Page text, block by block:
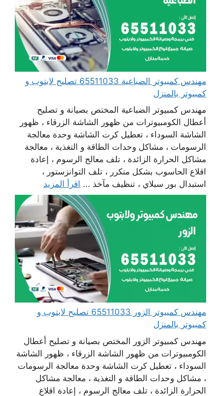
مهندس كمبيوتر الضباعية 65511033 تصليح لابتوب و
كمبيوتر بالمنزل
مهندس كمبيوتر الضباعية المختص بصيانة و تصليح
أعطال الكومبيوترات من ظهور الشاشة الزرقاء ، ظهور
الشاشة السوداء ، تعطيل كرت الشاشة وحدة معالجة
الرسومات ، مشاكل وحدات الطاقة و التغذية ، معالجة
مشاكل الحرارة الزائدة ، تلف معالج الرسوم ، إعادة
اقلاع الحاسوب بشكل متكرر ، تلف التوانزستور ،
استبدال بور سبلاي ، تنظيف مآخذ ... اقرأ المزيد
مهندس كمبيوتر الزور 65511033 تصليح لابتوب و
كمبيوتر بالمنزل
مهندس كمبيوتر الزور المختص بصيانة و تصليح أعطال
الكومبيوترات من ظهور الشاشة الزرقاء ، ظهور الشاشة
السوداء ، تعطيل كرت الشاشة وحدة معالجة الرسومات
، مشاكل وحدات الطاقة و التغذية ، معالجة مشاكل
الحرارة الزائدة ، تلف معالج الرسوم ، إعادة اقلاع